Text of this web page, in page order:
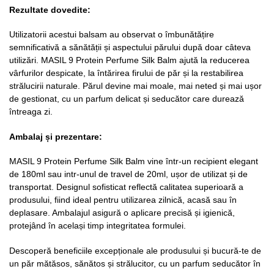
Rezultate dovedite:
Utilizatorii acestui balsam au observat o îmbunătățire
semnificativă a sănătății și aspectului părului după doar câteva
utilizări. MASIL 9 Protein Perfume Silk Balm ajută la reducerea
vârfurilor despicate, la întărirea firului de păr și la restabilirea
strălucirii naturale. Părul devine mai moale, mai neted și mai ușor
de gestionat, cu un parfum delicat și seducător care durează
întreaga zi.
Ambalaj și prezentare:
MASIL 9 Protein Perfume Silk Balm vine într-un recipient elegant
de 180ml sau intr-unul de travel de 20ml, ușor de utilizat și de
transportat. Designul sofisticat reflectă calitatea superioară a
produsului, fiind ideal pentru utilizarea zilnică, acasă sau în
deplasare. Ambalajul asigură o aplicare precisă și igienică,
protejând în același timp integritatea formulei.
Descoperă beneficiile excepționale ale produsului și bucură-te de
un păr mătăsos, sănătos și strălucitor, cu un parfum seducător în